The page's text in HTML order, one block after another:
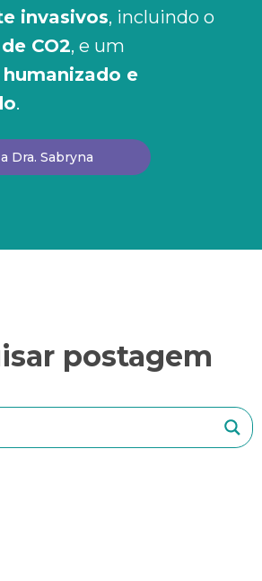
invasivos, incluindo o
CO2, e um
humanizado e
.
Dra. Sabryna
postagem